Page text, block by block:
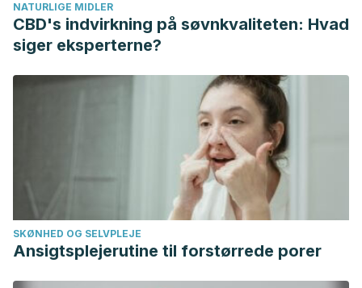
NATURLIGE MIDLER
CBD's indvirkning på søvnkvaliteten: Hvad
siger eksperterne?
SKØNHED OG SELVPLEJE
Ansigtsplejerutine til forstørrede porer